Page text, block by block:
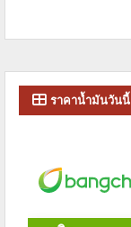
ราคาน้ำมันวันนี้